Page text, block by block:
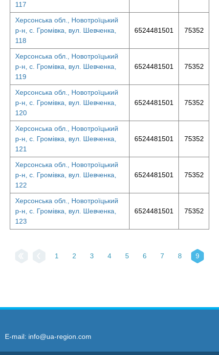
117
Херсонська обл., Новотроїцький
р-н, с. Громівка, вул. Шевченка,
118
6524481501 75352
Херсонська обл., Новотроїцький
р-н, с. Громівка, вул. Шевченка,
119
6524481501 75352
Херсонська обл., Новотроїцький
р-н, с. Громівка, вул. Шевченка,
120
6524481501 75352
Херсонська обл., Новотроїцький
р-н, с. Громівка, вул. Шевченка,
121
6524481501 75352
Херсонська обл., Новотроїцький
р-н, с. Громівка, вул. Шевченка,
122
6524481501 75352
Херсонська обл., Новотроїцький
р-н, с. Громівка, вул. Шевченка,
123
6524481501 75352
1 2 3 4 5 6 7 8 9
E-mail: info@ua-region.com